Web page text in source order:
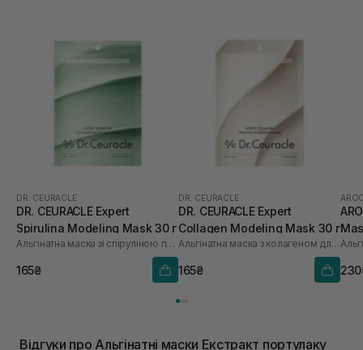
DR. CEURACLE
DR. CEURACLE Expert
Spirulina Modeling Mask 30 г
Альгінатна маска зі спіруліною проти набряків
165₴
DR. CEURACLE
DR. CEURACLE Expert
Collagen Modeling Mask 30 г
Альгінатна маска з колагеном для пружності
165₴
Відгуки про Альгінатні маски Екстракт портулаку